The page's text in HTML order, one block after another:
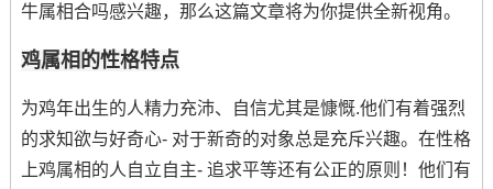
牛属相合吗感兴趣，那么这篇文章将为你提供全新视角。
鸡属相的性格特点
为鸡年出生的人精力充沛、自信尤其是慷慨.他们有着强烈
的求知欲与好奇心- 对于新奇的对象总是充斥兴趣。在性格
上鸡属相的人自立自主- 追求平等还有公正的原则！他们有